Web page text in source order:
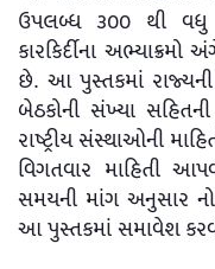
ઉપલબ્ધ ૩૦૦ થી વધુ
કારકિર્દીના
છે. આ પુસ્તકમાં
બેઠકોની સંખ્યા
રાષ્ટ્રીય સંસ્થાઓની
વિગતવાર માહિતી
સમયની માંગ અનુસાર
આ પુસ્તકમાં સમાવેશ